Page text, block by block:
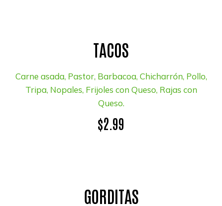
TACOS
Carne asada, Pastor, Barbacoa, Chicharrón, Pollo,
Tripa, Nopales, Frijoles con Queso, Rajas con
Queso.
$2.99
GORDITAS